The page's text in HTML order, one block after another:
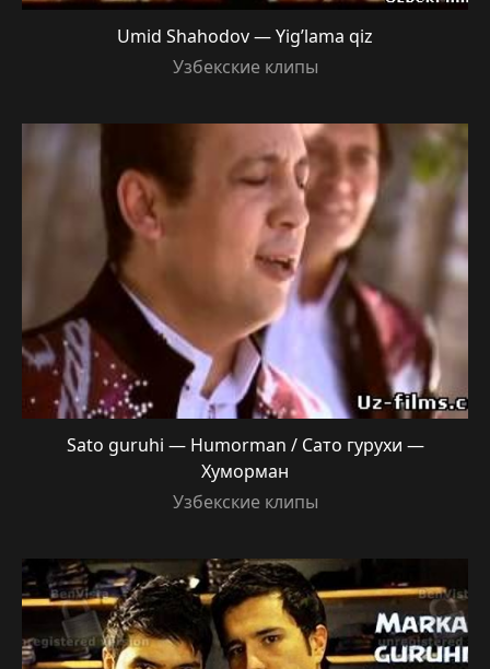
Umid Shahodov — Yig’lama qiz
Узбекские клипы
Sato guruhi — Humorman / Сато гурухи —
Хуморман
Узбекские клипы